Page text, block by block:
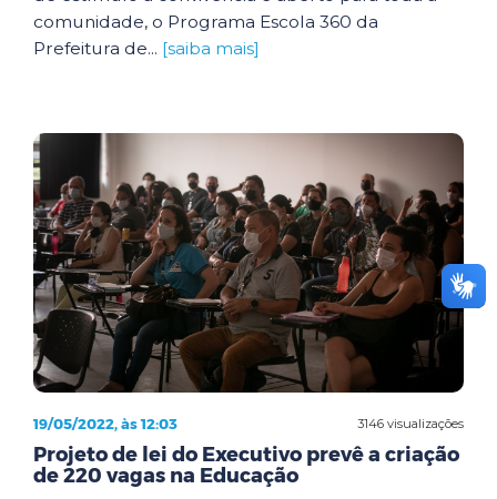
comunidade, o Programa Escola 360 da
Prefeitura de... [saiba mais]
3146 visualizações
19/05/2022, às 12:03
Projeto de lei do Executivo prevê a criação
de 220 vagas na Educação